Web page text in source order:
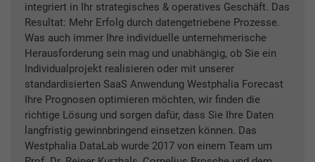
integriert in Ihr strategisches & operatives Geschäft. Das
Resultat: Mehr Erfolg durch datengetriebene Prozesse.
Was auch immer Ihre individuelle unternehmerische
Herausforderung sein mag und unabhängig, ob Sie ein
Individualprojekt realisieren oder mit unserer
standardisierten SaaS Anwendung Westphalia Forecast
Ihre Prognosen optimieren möchten, wir finden die
richtige Lösung und sorgen dafür, dass Sie Ihre Daten
langfristig gewinnbringend einsetzen können. Das
Westphalia DataLab wurde 2017 von einem Team um